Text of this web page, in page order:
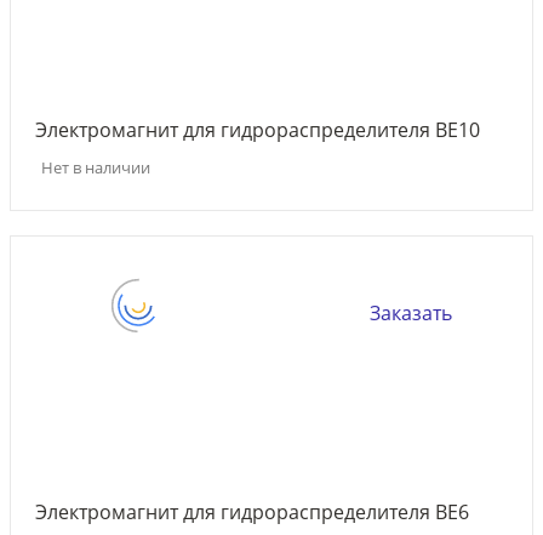
Электромагнит для гидрораспределителя ВЕ10
Нет в наличии
Заказать
Электромагнит для гидрораспределителя ВЕ6